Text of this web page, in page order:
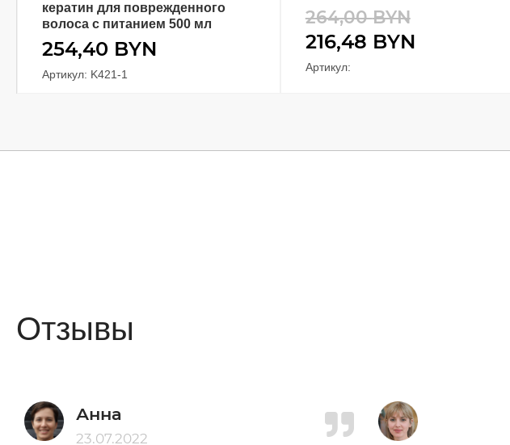
кератин для поврежденного
волоса с питанием 500 мл
254,40 BYN
Артикул: K421-1
264,00BYN
216,48 BYN
Артикул:
Отзывы
Анна
23.07.2022